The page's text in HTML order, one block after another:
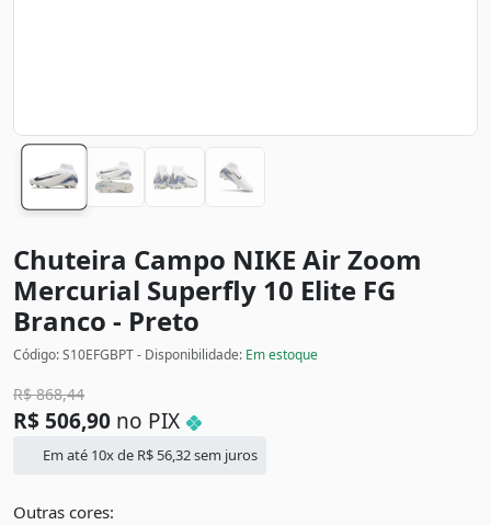
Chuteira Campo NIKE Air Zoom
Mercurial Superfly 10 Elite FG
Branco - Preto
Código: S10EFGBPT - Disponibilidade: Em estoque
R$868,44
R$ 506,90 no PIX
Em até 10x de R$ 56,32sem juros
Outras cores: